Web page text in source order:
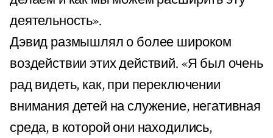
деятельность».
Дэвид размышлял о более широком
воздействии этих действий. «Я был очень
рад видеть, как, при переключении
внимания детей на служение, негативная
среда, в которой они находились,